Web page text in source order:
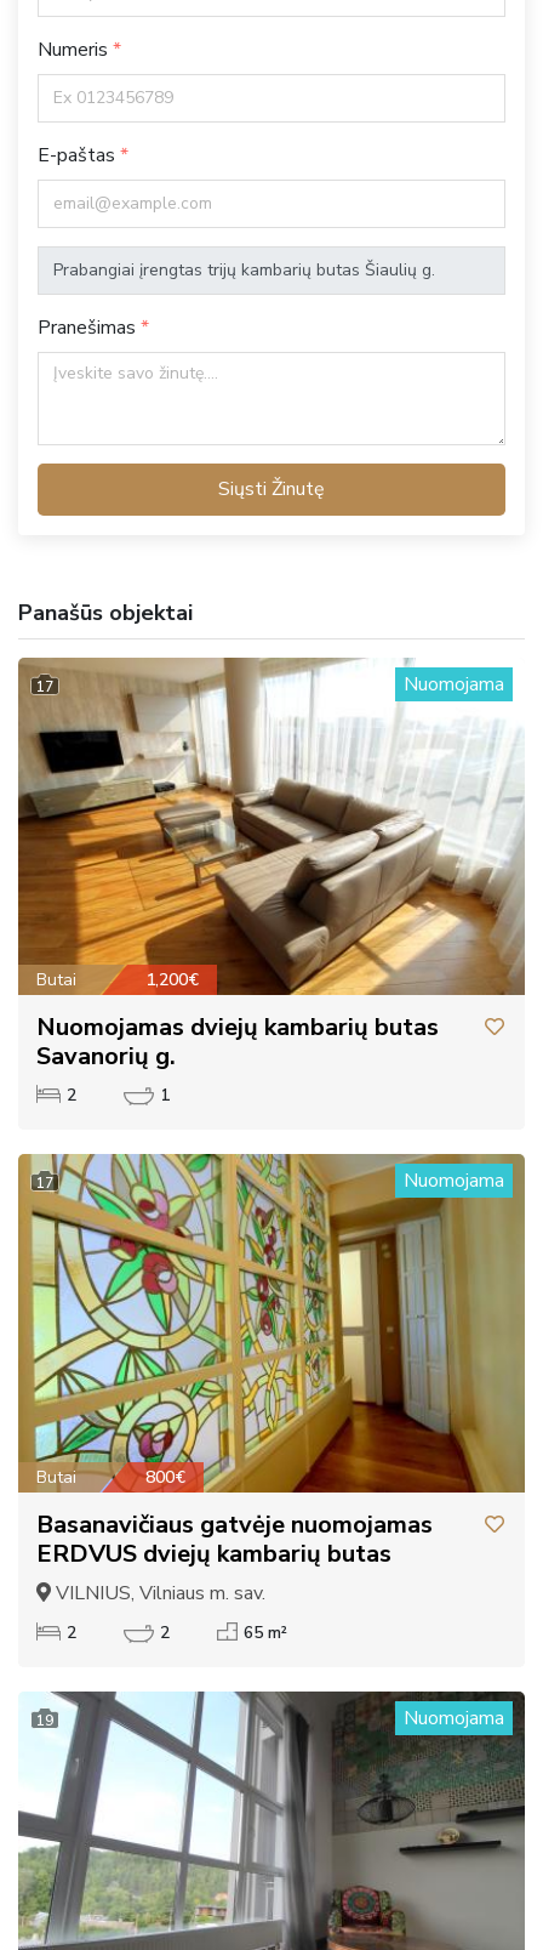
Numeris
E-paštas
Pranešimas
Siųsti Žinutę
Panašūs objektai
17 Nuomojama
Butai 1,200€
Nuomojamas dviejų kambarių butas
Savanorių g.
2 1
17 Nuomojama
Butai 800€
Basanavičiaus gatvėje nuomojamas
ERDVUS dviejų kambarių butas
VILNIUS, Vilniaus m. sav.
2 2 65 m²
19 Nuomojama